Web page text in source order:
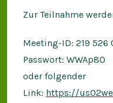
Zur Teilnahme
Meeting-ID: 219 526
Passwort: WWAp80
oder folgender
Link: https://